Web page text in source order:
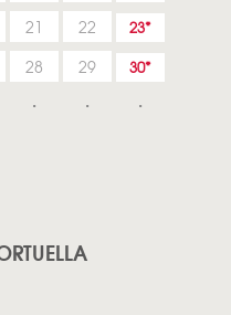
21 22 23
28 29 30